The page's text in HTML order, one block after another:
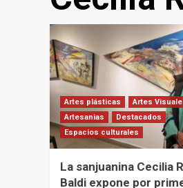
Artes plásticas
Artes
Artesanias
Destacados
Espacios culturales
La sanjuanina Cecilia
Baldi expone por